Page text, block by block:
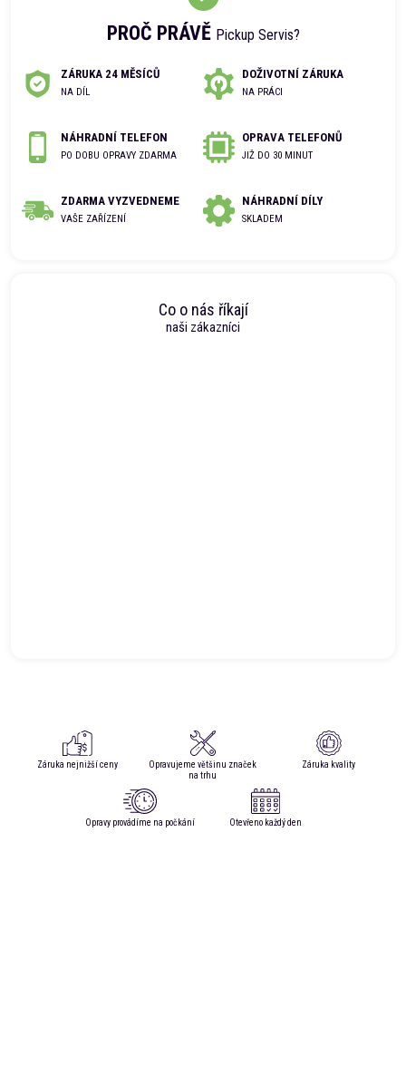
PROČ PRÁVĚ Pickup Servis?
ZÁRUKA 24 MĚSÍCŮ
NA DÍL
DOŽIVOTNÍ ZÁRUKA
NA PRÁCI
NÁHRADNÍ TELEFON
PO DOBU OPRAVY ZDARMA
OPRAVA TELEFONŮ
JIŽ DO 30 MINUT
ZDARMA VYZVEDNEME
VAŠE ZAŘÍZENÍ
NÁHRADNÍ DÍLY
SKLADEM
Co o nás říkají
naši zákazníci
Záruka nejnižší ceny
Opravujeme většinu značek
na trhu
Záruka kvality
Opravy provádíme na počkání Otevřeno každý den